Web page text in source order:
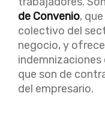
de Convenio,
colectivo del
negocio, y
que son de
del empresario.